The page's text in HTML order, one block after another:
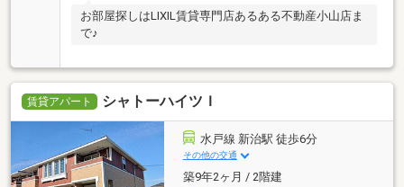
お部屋探しはLIXIL賃貸専門店あるある不動産小山店ま
で♪
賃貸アパート シャトーハイツＩ
水戸線 新治駅 徒歩6分
その他の交通
築9年2ヶ月 / 2階建